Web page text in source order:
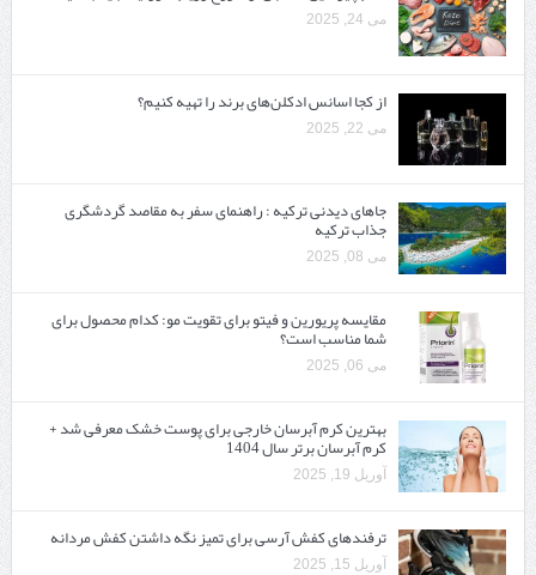
می 24, 2025
از کجا اسانس ادکلن‌های برند را تهیه کنیم؟
می 22, 2025
جاهای دیدنی ترکیه : راهنمای سفر به مقاصد گردشگری
جذاب ترکیه
می 08, 2025
مقایسه پریورین و فیتو برای تقویت مو: کدام محصول برای
شما مناسب است؟
می 06, 2025
بهترین کرم آبرسان خارجی برای پوست خشک معرفی شد +
کرم آبرسان برتر سال 1404
آوریل 19, 2025
ترفندهای کفش آرسی برای تمیز نگه داشتن کفش مردانه
آوریل 15, 2025